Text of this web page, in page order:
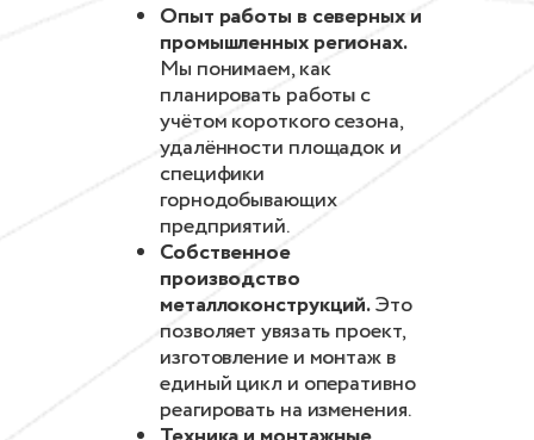
Опыт работы в северных и
промышленных регионах.
Мы понимаем, как
планировать работы с
учётом короткого сезона,
удалённости площадок и
специфики
горнодобывающих
предприятий.
Собственное
производство
металлоконструкций.Это
позволяет увязать проект,
изготовление и монтаж в
единый цикл и оперативно
реагировать на изменения.